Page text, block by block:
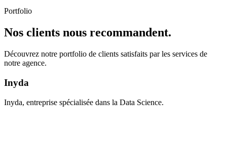
Portfolio
Nos clients nous recommandent.
Découvrez notre portfolio de clients satisfaits par les services de
notre agence.
Inyda
Inyda, entreprise spécialisée dans la Data Science.